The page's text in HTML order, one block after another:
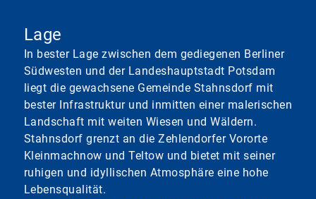
Lage
In bester Lage zwischen dem gediegenen Berliner
Südwesten und der Landeshauptstadt Potsdam
liegt die gewachsene Gemeinde Stahnsdorf mit
bester Infrastruktur und inmitten einer malerischen
Landschaft mit weiten Wiesen und Wäldern.
Stahnsdorf grenzt an die Zehlendorfer Vororte
Kleinmachnow und Teltow und bietet mit seiner
ruhigen und idyllischen Atmosphäre eine hohe
Lebensqualität.